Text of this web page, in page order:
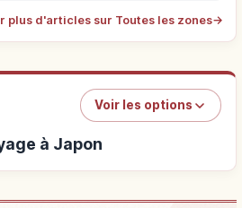
plus d'articles sur Toutes les zones→
Voir les options
à Japon